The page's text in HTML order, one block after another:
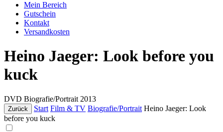
Mein Bereich
Gutschein
Kontakt
Versandkosten
Heino Jaeger: Look before you
kuck
DVD Biografie/Portrait 2013
Zurück Start Film & TV Biografie/Portrait Heino Jaeger: Look
before you kuck